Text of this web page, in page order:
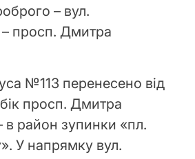
– вул.
просп. Дмитра
№113 перенесено від
просп. Дмитра
в район зупинки «пл.
У напрямку вул.